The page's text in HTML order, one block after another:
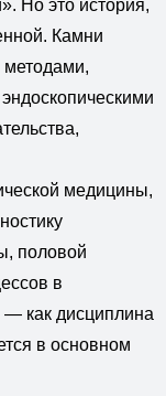
Но это история,
Камни
методами,
медицины,
половой
в
как дисциплина
в основном